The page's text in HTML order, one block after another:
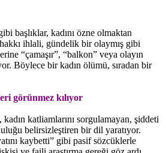
başlıklar, kadını özne olmaktan
hakkı ihlali, gündelik bir olaymış gibi
“çamaşır”, “balkon” veya olayın
Böylece bir kadın ölümü, sıradan bir
görünmez kılıyor
katliamlarını sorgulamayan, şiddeti
belirsizleştiren bir dil yaratıyor.
kaybetti” gibi pasif sözcüklerle